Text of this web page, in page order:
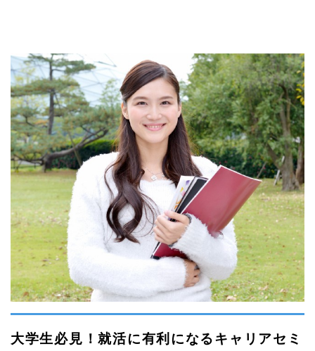
大学生必見！就活に有利になるキャリアセミ